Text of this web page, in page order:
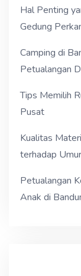
Hal Penting
Gedung
Camping di
Petualangan
Tips Memilih
Pusat
Kualitas
terhadap
Petualangan
Anak di